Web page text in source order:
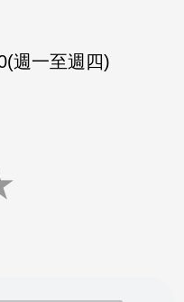
週一至週四)